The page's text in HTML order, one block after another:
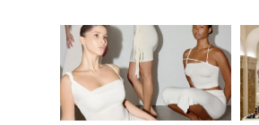
iulie pe site-ul Kylie
Cosmetics, iar din 2 august
este disponibilă și în
magazinele partenerilor..